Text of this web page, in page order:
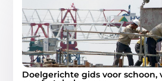
Doelgerichte gids voor schoon,